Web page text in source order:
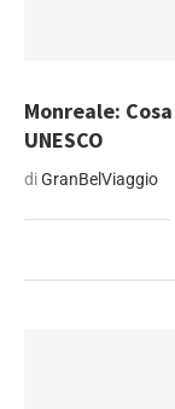
Monreale:
UNESCO
diGranBelViaggio